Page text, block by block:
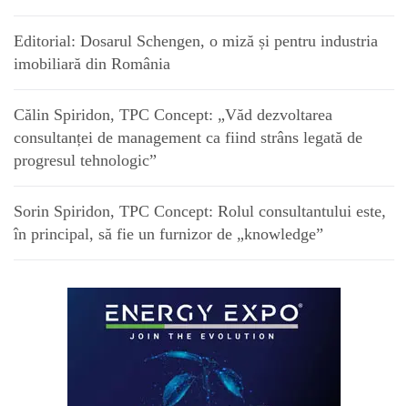
Editorial: Dosarul Schengen, o miză și pentru industria
imobiliară din România
Călin Spiridon, TPC Concept: „Văd dezvoltarea
consultanței de management ca fiind strâns legată de
progresul tehnologic”
Sorin Spiridon, TPC Concept: Rolul consultantului este,
în principal, să fie un furnizor de „knowledge”